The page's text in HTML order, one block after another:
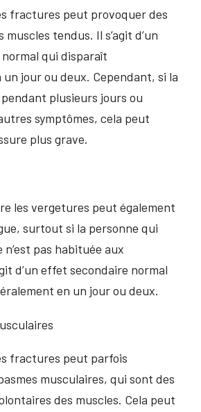
fractures peut provoquer des
tendus. Il s’agit d’un
qui disparaît
jour ou deux. Cependant, si la
plusieurs jours ou
symptômes, cela peut
plus grave.
les vergetures peut également
surtout si la personne qui
pas habituée aux
d’un effet secondaire normal
en un jour ou deux.
fractures peut parfois
musculaires, qui sont des
des muscles. Cela peut